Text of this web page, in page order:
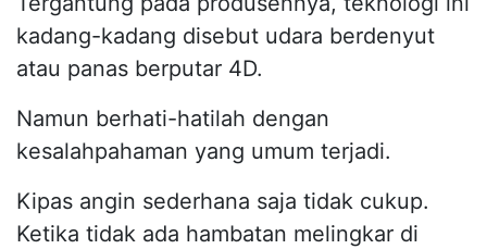
kadang-kadang disebut udara berdenyut
atau panas berputar 4D.
Namun berhati-hatilah dengan
kesalahpahaman yang umum terjadi.
Kipas angin sederhana saja tidak cukup.
Ketika tidak ada hambatan melingkar di